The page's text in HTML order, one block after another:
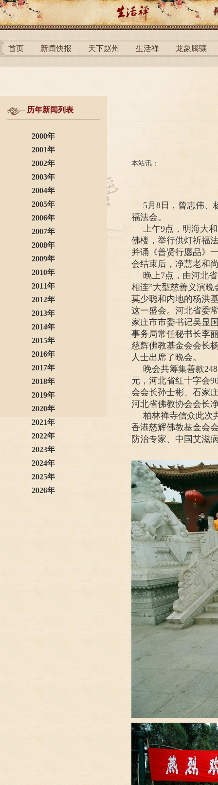
首页 新闻快报 天下赵州 生活禅 龙象腾骧
历年新闻列表
2000年
2001年
2002年
2003年
2004年
2005年
2006年
2007年
2008年
2009年
2010年
2011年
2012年
2013年
2014年
2015年
2016年
2017年
2018年
2019年
2020年
2021年
2022年
2023年
2024年
2025年
2026年
本站讯：
5月8日，曾志伟、
福法会。
上午9点，明海大
佛楼，举行供灯祈福
并诵《普贤行愿品》
会结束后，净慧老和
晚上7点，由河北
相连”大型慈善义演
莫少聪和内地的杨洪
这一盛会。河北省委
家庄市市委书记吴显
事务局常任秘书长李
慈辉佛教基金会会长
人士出席了晚会。
晚会共筹集善款
元，河北省红十字会
会会长孙士彬、石家
河北省佛教协会会长
柏林禅寺信众此次
香港慈辉佛教基金会
防治专家、中国艾滋